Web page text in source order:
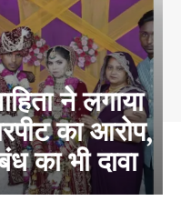
ने लगाया
का आरोप,
का भी दावा